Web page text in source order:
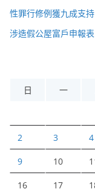
性罪行修例獲九成支
涉造假公屋富戶申報
日
一
2 3 4
9 10
16 17